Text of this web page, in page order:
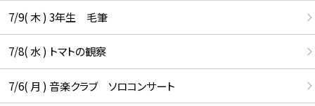
7/9( 木 ) 3年生 毛筆
7/8( 水 ) トマトの観察
7/6( 月 ) 音楽クラブ ソロコンサート